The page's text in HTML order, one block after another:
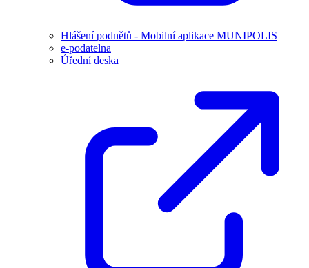
Hlášení podnětů - Mobilní aplikace MUNIPOLIS
e-podatelna
Úřední deska